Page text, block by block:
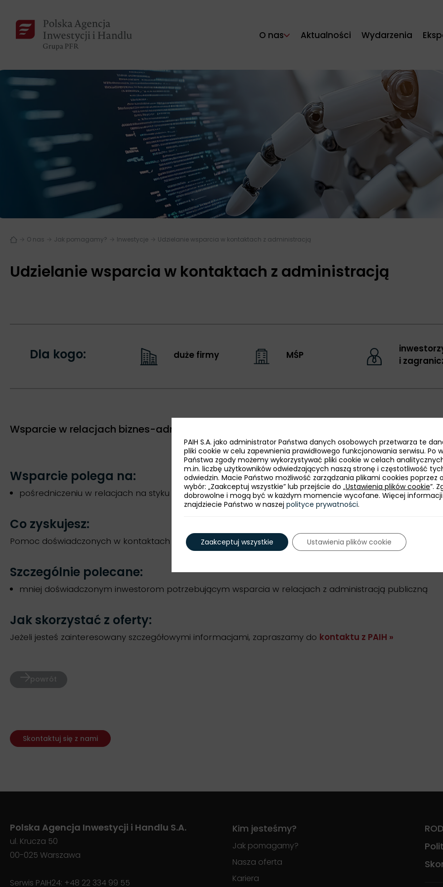
O nas Aktualności Wydarzenia
O nas Jak pomagamy? Inwestycje Udzielanie wsparcia w kontaktach z administracją
Udzielanie wsparcia w kontaktach z administracją
Dla kogo: duże firmy MŚP
i
Wsparcie w relacjach biznes-administracja umożliwiające efektywną realizację
Wsparcie polega na:
pośredniczeniu w relacjach na styku biznes-administracja publiczna wszystkich szczebli.
Co zyskujesz:
Pomoc doświadczonych w kontaktach z administracją publiczną pracowników PAIH.
Szczególnie polecane:
mniej doświadczonym inwestorom potrzebującym wsparcia w relacjach z administracją publiczną
Jak skorzystać z oferty:
Jeżeli jesteś zainteresowany szczegółowymi informacjami, zapraszamy do kontaktu z PAIH »
powrót
Skontaktuj się z nami
Polska Agencja Inwestycji i Handlu S.A.
ul. Krucza 50
00-025 Warszawa
Serwis PAIH24: +48 22 334 99 55
Kim jesteśmy?
Jak pomagamy?
Nasza oferta
Kariera
PAIH S.A. jako administrator Państwa danych osobowych przetwarza te
pliki cookie w celu zapewnienia prawidłowego funkcjonowania serwisu. Po
Państwa zgody możemy wykorzystywać pliki cookie w celach
m.in. liczbę użytkowników odwiedzających naszą stronę i częstotliwość
odwiedzin. Macie Państwo możliwość zarządzania plikami cookies poprzez
wybór: „Zaakceptuj wszystkie” lub przejście do „Ustawienia plików cookie”.
dobrowolne i mogą być w każdym momencie wycofane. Więcej informacji
znajdziecie Państwo w naszej polityce prywatności.
Zaakceptuj wszystkie Ustawienia plików cookie